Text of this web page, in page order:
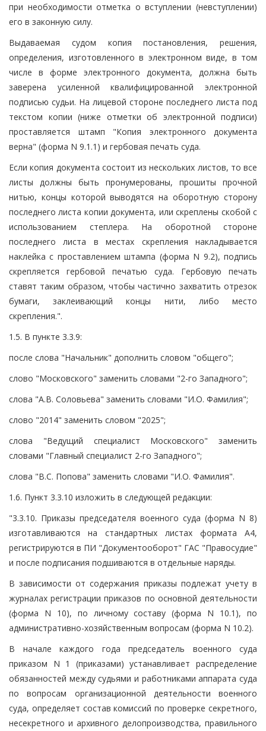
при необходимости отметка о вступлении (невступлении)
его в законную силу.
Выдаваемая судом копия постановления, решения,
определения, изготовленного в электронном виде, в том
числе в форме электронного документа, должна быть
заверена усиленной квалифицированной электронной
подписью судьи. На лицевой стороне последнего листа под
текстом копии (ниже отметки об электронной подписи)
проставляется штамп "Копия электронного документа
верна" (форма N 9.1.1) и гербовая печать суда.
Если копия документа состоит из нескольких листов, то все
листы должны быть пронумерованы, прошиты прочной
нитью, концы которой выводятся на оборотную сторону
последнего листа копии документа, или скреплены скобой с
использованием степлера. На оборотной стороне
последнего листа в местах скрепления накладывается
наклейка с проставлением штампа (форма N 9.2), подпись
скрепляется гербовой печатью суда. Гербовую печать
ставят таким образом, чтобы частично захватить отрезок
бумаги, заклеивающий концы нити, либо место
скрепления.".
1.5. В пункте 3.3.9:
после слова "Начальник" дополнить словом "общего";
слово "Московского" заменить словами "2-го Западного";
слова "А.В. Соловьева" заменить словами "И.О. Фамилия";
слово "2014" заменить словом "2025";
слова "Ведущий специалист Московского" заменить
словами "Главный специалист 2-го Западного";
слова "В.С. Попова" заменить словами "И.О. Фамилия".
1.6. Пункт 3.3.10 изложить в следующей редакции:
"3.3.10. Приказы председателя военного суда (форма N 8)
изготавливаются на стандартных листах формата A4,
регистрируются в ПИ "Документооборот" ГАС "Правосудие"
и после подписания подшиваются в отдельные наряды.
В зависимости от содержания приказы подлежат учету в
журналах регистрации приказов по основной деятельности
(форма N 10), по личному составу (форма N 10.1), по
административно-хозяйственным вопросам (форма N 10.2).
В начале каждого года председатель военного суда
приказом N 1 (приказами) устанавливает распределение
обязанностей между судьями и работниками аппарата суда
по вопросам организационной деятельности военного
суда, определяет состав комиссий по проверке секретного,
несекретного и архивного делопроизводства, правильного